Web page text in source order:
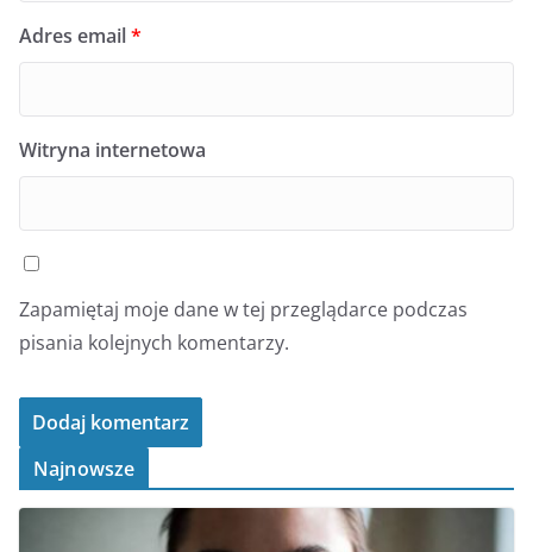
Adres email*
Witryna internetowa
Zapamiętaj moje dane w tej przeglądarce podczas
pisania kolejnych komentarzy.
Najnowsze